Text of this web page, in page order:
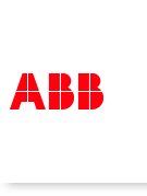
Tuotteet ja